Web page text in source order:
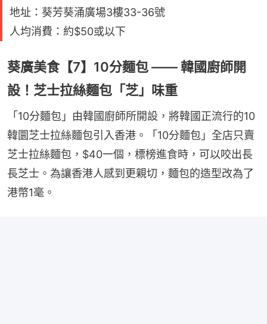
地址：葵芳葵涌廣場3樓33-36號
人均消費：約$50或以下
葵廣美食【7】10分麵包 —— 韓國廚師開
設！芝士拉絲麵包「芝」味重
「10分麵包」由韓國廚師所開設，將韓國正流行的10
韓圜芝士拉絲麵包引入香港。「10分麵包」全店只賣
芝士拉絲麵包，$40一個，標榜進食時，可以咬出長
長芝士。為讓香港人感到更親切，麵包的造型改為了
港幣1毫。